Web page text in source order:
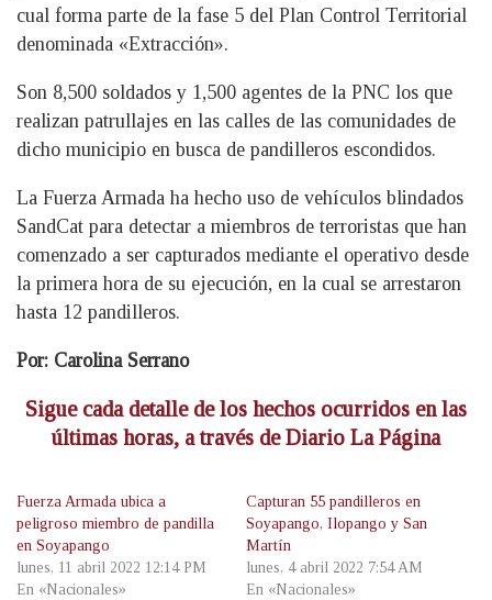
cual forma parte de la fase 5 del Plan Control Territorial
denominada «Extracción».
Son 8,500 soldados y 1,500 agentes de la PNC los que
realizan patrullajes en las calles de las comunidades de
dicho municipio en busca de pandilleros escondidos.
La Fuerza Armada ha hecho uso de vehículos blindados
SandCat para detectar a miembros de terroristas que han
comenzado a ser capturados mediante el operativo desde
la primera hora de su ejecución, en la cual se arrestaron
hasta 12 pandilleros.
Por: Carolina Serrano
Sigue cada detalle de los hechos ocurridos en las
últimas horas, a través de Diario La Página
Fuerza Armada ubica a
peligroso miembro de pandilla
en Soyapango
lunes, 11 abril 2022 12:14 PM
En «Nacionales»
Capturan 55 pandilleros en
Soyapango, Ilopango y San
Martín
lunes, 4 abril 2022 7:54 AM
En «Nacionales»